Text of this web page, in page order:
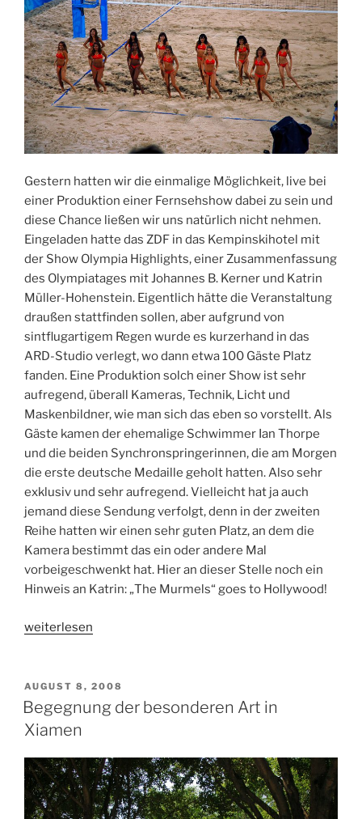
Gestern hatten wir die einmalige Möglichkeit, live bei
einer Produktion einer Fernsehshow dabei zu sein und
diese Chance ließen wir uns natürlich nicht nehmen.
Eingeladen hatte das ZDF in das Kempinskihotel mit
der Show Olympia Highlights, einer Zusammenfassung
des Olympiatages mit Johannes B. Kerner und Katrin
Müller-Hohenstein. Eigentlich hätte die Veranstaltung
draußen stattfinden sollen, aber aufgrund von
sintflugartigem Regen wurde es kurzerhand in das
ARD-Studio verlegt, wo dann etwa 100 Gäste Platz
fanden. Eine Produktion solch einer Show ist sehr
aufregend, überall Kameras, Technik, Licht und
Maskenbildner, wie man sich das eben so vorstellt. Als
Gäste kamen der ehemalige Schwimmer Ian Thorpe
und die beiden Synchronspringerinnen, die am Morgen
die erste deutsche Medaille geholt hatten. Also sehr
exklusiv und sehr aufregend. Vielleicht hat ja auch
jemand diese Sendung verfolgt, denn in der zweiten
Reihe hatten wir einen sehr guten Platz, an dem die
Kamera bestimmt das ein oder andere Mal
vorbeigeschwenkt hat. Hier an dieser Stelle noch ein
Hinweis an Katrin: „The Murmels“ goes to Hollywood!
„Mama,
im
Fernsehen!
–
2008“
weiterlesen
VERÖFFENTLICHT
AM
AUGUST 8, 2008
Begegnung der besonderen Art in
Xiamen